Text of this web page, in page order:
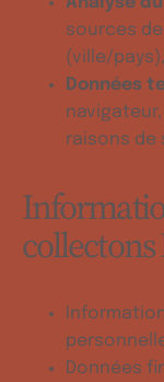
sources
(ville/
Données
raisons
collectons
Données